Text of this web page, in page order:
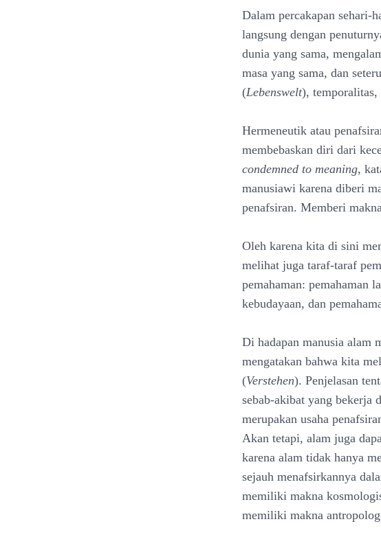
Dalam percakapan sehari-
langsung dengan
dunia yang sama,
masa yang sama, dan
(Lebenswelt), temporalitas,
Hermeneutik atau
membebaskan diri dari
condemned to meaning,
manusiawi karena diberi
penafsiran. Memberi
Oleh karena kita di sini
melihat juga taraf-taraf
pemahaman: pemahaman
kebudayaan, dan
Di hadapan manusia alam
mengatakan bahwa kita
(Verstehen). Penjelasan
sebab-akibat yang bekerja
merupakan usaha
Akan tetapi, alam juga
karena alam tidak hanya
sejauh menafsirkannya
memiliki makna
memiliki makna